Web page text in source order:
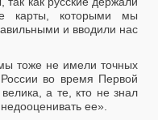
карты, которыми мы
и вводили нас
тоже не имели точных
во время Первой
а те, кто не знал
ее».